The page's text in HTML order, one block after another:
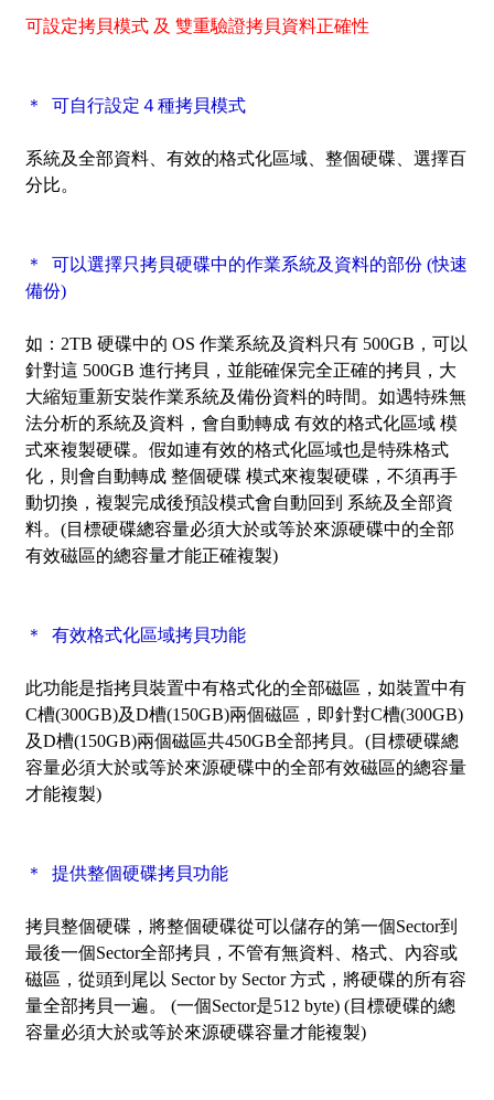
可設定拷貝模式 及 雙重驗證拷貝資料正確性
＊ 可自行設定４種拷貝模式
系統及全部資料、有效的格式化區域、整個硬碟、選擇百
分比。
＊ 可以選擇只拷貝硬碟中的作業系統及資料的部份 (快速
備份)
如：2TB 硬碟中的 OS 作業系統及資料只有 500GB，可以
針對這 500GB 進行拷貝，並能確保完全正確的拷貝，大
大縮短重新安裝作業系統及備份資料的時間。如遇特殊無
法分析的系統及資料，會自動轉成 有效的格式化區域 模
式來複製硬碟。假如連有效的格式化區域也是特殊格式
化，則會自動轉成 整個硬碟 模式來複製硬碟，不須再手
動切換，複製完成後預設模式會自動回到 系統及全部資
料。(目標硬碟總容量必須大於或等於來源硬碟中的全部
有效磁區的總容量才能正確複製)
＊ 有效格式化區域拷貝功能
此功能是指拷貝裝置中有格式化的全部磁區，如裝置中有
C槽(300GB)及D槽(150GB)兩個磁區，即針對C槽(300GB)
及D槽(150GB)兩個磁區共450GB全部拷貝。(目標硬碟總
容量必須大於或等於來源硬碟中的全部有效磁區的總容量
才能複製)
＊ 提供整個硬碟拷貝功能
拷貝整個硬碟，將整個硬碟從可以儲存的第一個Sector到
最後一個Sector全部拷貝，不管有無資料、格式、內容或
磁區，從頭到尾以 Sector by Sector 方式，將硬碟的所有容
量全部拷貝一遍。 (一個Sector是512 byte) (目標硬碟的總
容量必須大於或等於來源硬碟容量才能複製)